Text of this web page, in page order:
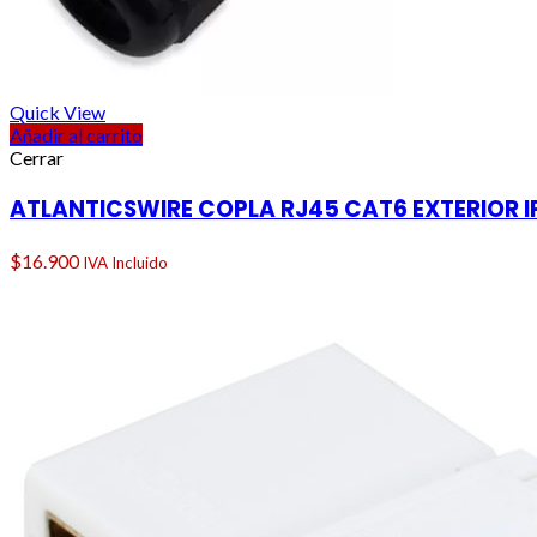
Quick View
Añadir al carrito
Cerrar
ATLANTICSWIRE COPLA RJ45 CAT6 EXTERIOR
$16.900 IVA Incluido